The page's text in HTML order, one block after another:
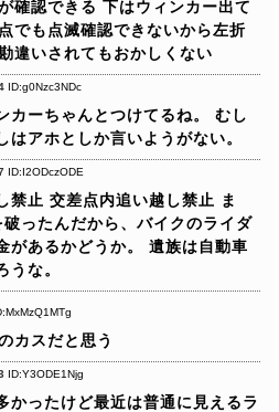
確認できる 下はウィンカー出て
でも点滅確認できないから左折
違いされてもおかしくない
ID:g0Nzc3NDc
カーちゃんとつけてるね。
むし
はアホとしか言いようがない。
ID:I2ODczODE
禁止 交差点内追い越し禁止 ま
ったんだから、バイクのライダ
があるかどうか。
遺族は自動車
うな。
カスだと思う
ID:Y3ODE1Njg
かったけど最近は普通に見えるラ